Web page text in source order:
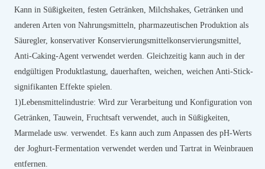
Kann in Süßigkeiten, festen Getränken, Milchshakes, Getränken und
anderen Arten von Nahrungsmitteln, pharmazeutischen Produktion als
Säuregler, konservativer Konservierungsmittelkonservierungsmittel,
Anti-Caking-Agent verwendet werden. Gleichzeitig kann auch in der
endgültigen Produktlastung, dauerhaften, weichen, weichen Anti-Stick-
signifikanten Effekte spielen.
1)Lebensmittelindustrie: Wird zur Verarbeitung und Konfiguration von
Getränken, Tauwein, Fruchtsaft verwendet, auch in Süßigkeiten,
Marmelade usw. verwendet. Es kann auch zum Anpassen des pH-Werts
der Joghurt-Fermentation verwendet werden und Tartrat in Weinbrauen
entfernen.